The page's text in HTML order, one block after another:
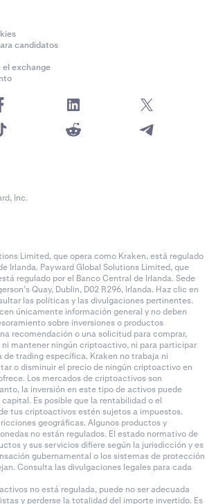
candidatos
el exchange
Inc.
Limited, que opera como Kraken, está regulado
Irlanda. Payward Global Solutions Limited, que
regulado por el Banco Central de Irlanda. Sede
Quay, Dublin, D02 R296, Irlanda. Haz clic en
las políticas y las divulgaciones pertinentes.
únicamente información general y no deben
sobre inversiones o productos
recomendación o una solicitud para comprar,
mantener ningún criptoactivo, ni para participar
de trading específica. Kraken no trabaja ni
o disminuir el precio de ningún criptoactivo en
Los mercados de criptoactivos son
la inversión en este tipo de activos puede
Es posible que la rentabilidad o el
tus criptoactivos estén sujetos a impuestos.
geográficas. Algunos productos y
no están regulados. El estado normativo de
y sus servicios difiere según la jurisdicción y es
gubernamental o los sistemas de protección
Consulta las divulgaciones legales para cada
no está regulada, puede no ser adecuada
y perderse la totalidad del importe invertido. Es